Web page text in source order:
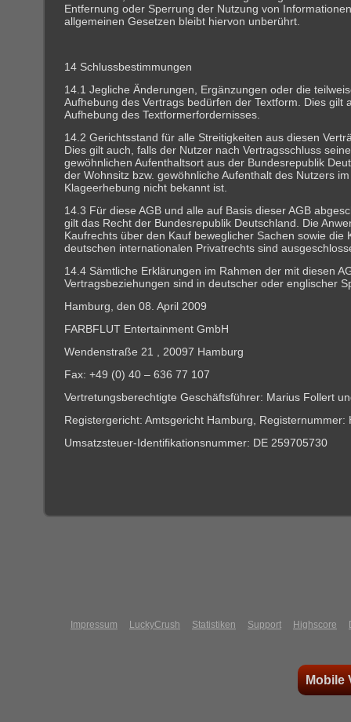
Entfernung oder Sperrung der Nutzung von
allgemeinen Gesetzen bleibt hiervon unberührt.
14 Schlussbestimmungen
14.1 Jegliche Änderungen, Ergänzungen oder die
Aufhebung des Vertrags bedürfen der Textform. Dies gilt
Aufhebung des Textformerfordernisses.
14.2 Gerichtsstand für alle Streitigkeiten aus diesen
Dies gilt auch, falls der Nutzer nach Vertragsschluss
gewöhnlichen Aufenthaltsort aus der Bundesrepublik
der Wohnsitz bzw. gewöhnliche Aufenthalt des Nutzers
Klageerhebung nicht bekannt ist.
14.3 Für diese AGB und alle auf Basis dieser AGB
gilt das Recht der Bundesrepublik Deutschland. Die
Kaufrechts über den Kauf beweglicher Sachen sowie die
deutschen internationalen Privatrechts sind
14.4 Sämtliche Erklärungen im Rahmen der mit diesen
Vertragsbeziehungen sind in deutscher oder englischer
Hamburg, den 08. April 2009
FARBFLUT Entertainment GmbH
Wendenstraße 21 , 20097 Hamburg
Fax: +49 (0) 40 – 636 77 107
Vertretungsberechtigte Geschäftsführer: Marius Follert
Registergericht: Amtsgericht Hamburg, Registernummer:
Umsatzsteuer-Identifikationsnummer: DE 259705730
Impressum LuckyCrush Statistiken Support Highscore
Mobile